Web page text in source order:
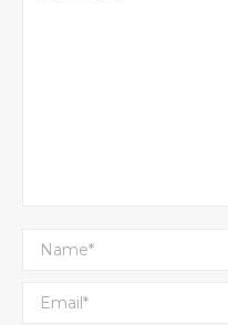
Name *
Email *